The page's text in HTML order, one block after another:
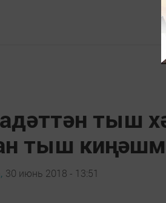
тыш
тыш
30 июнь 2018 - 13:51